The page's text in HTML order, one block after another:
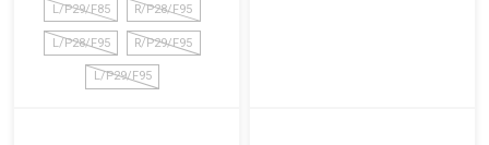
L/P29/F85 R/P28/F95
L/P28/F95 R/P29/F95
L/P29/F95